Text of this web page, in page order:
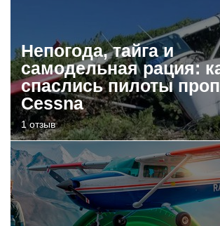
Непогода, тайга и
самодельная рация:
спаслись пилоты
Cessna
1 отзыв